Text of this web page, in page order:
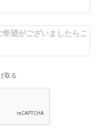
望がございましたらこ
取る